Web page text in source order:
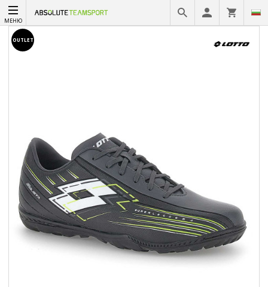
МЕНЮ
OUTLET